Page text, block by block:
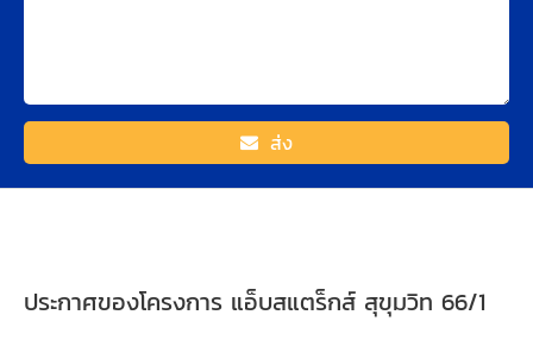
ส่ง
ประกาศของโครงการ แอ็บสแตร็กส์ สุขุมวิท 66/1